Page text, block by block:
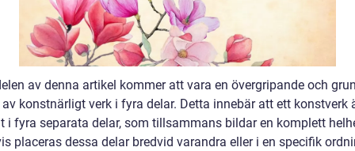
av denna artikel kommer att vara en övergripande och
konstnärligt verk i fyra delar. Detta innebär att ett konstverk
i fyra separata delar, som tillsammans bildar en komplett
placeras dessa delar bredvid varandra eller i en specifik